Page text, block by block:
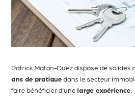
Patrick Maton-Duez dispose de solides
ans de pratiquedans le secteur
faire bénéficier d’unelarge expérience.